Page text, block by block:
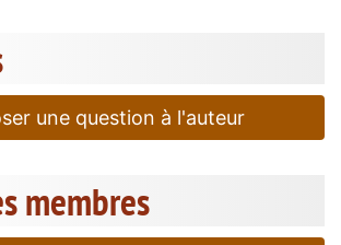
une question à l'auteur
membres